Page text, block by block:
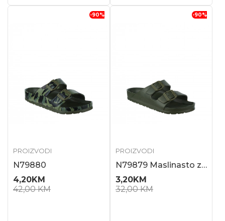
-90%
PROIZVODI
N79880
4,20KM
42,00KM
-90%
PROIZVODI
N79879 Maslinasto zelena
3,20KM
32,00KM